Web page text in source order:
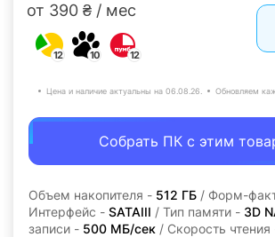
от 390 ₴ / мес
12 10 12
Цена и наличие актуальны на 06.08.26. Обновляем
Собрать ПК с этим
Объем накопителя - 512 ГБ / Форм-
Интерфейс - SATAIII / Тип памяти - 3D
записи - 500 МБ/сек / Скорость чтения